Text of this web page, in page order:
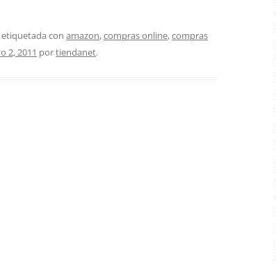
con amazon,compras online,compras
2, 2011 portiendanet.